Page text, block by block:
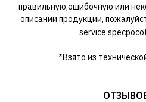
правильную,ошибочную или
описании продукции,
*Взято из